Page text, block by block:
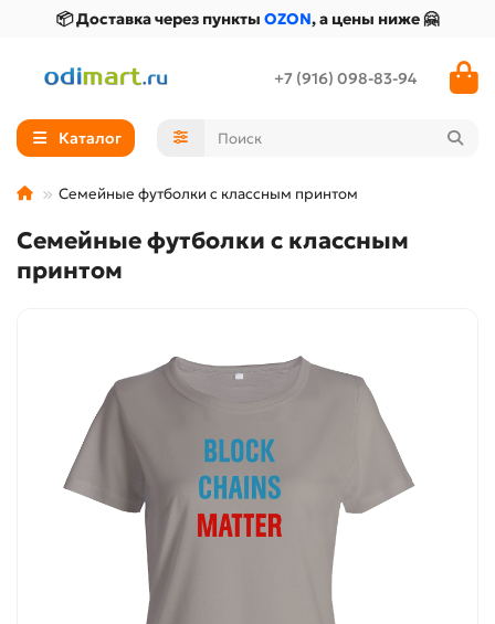
📦 Доставка через пункты OZON, а цены ниже 🤗
+7 (916) 098-83-94
Каталог
Семейные футболки с классным принтом
Семейные футболки с классным
принтом